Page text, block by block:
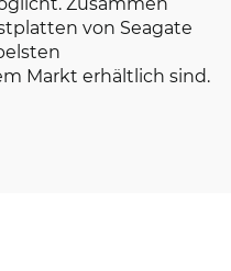
von Seagate
Markt erhältlich sind.